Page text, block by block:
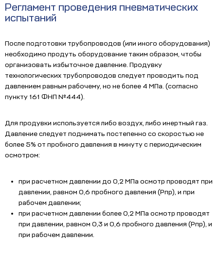
Регламент проведения пневматических
испытаний
После подготовки трубопроводов (или иного оборудования)
необходимо продуть оборудование таким образом, чтобы
организовать избыточное давление. Продувку
технологических трубопроводов следует проводить под
давлением равным рабочему, но не более 4 МПа. (согласно
пункту 161 ФНП №444).
Для продувки используется либо воздух, либо инертный газ.
Давление следует поднимать постепенно со скоростью не
более 5% от пробного давления в минуту с периодическим
осмотром:
при расчетном давлении до 0,2 МПа осмотр проводят при
давлении, равном 0,6 пробного давления (Pпр), и при
рабочем давлении;
при расчетном давлении более 0,2 МПа осмотр проводят
при давлении, равном 0,3 и 0,6 пробного давления (Pпр), и
при рабочем давлении.